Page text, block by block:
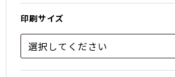
印刷サイズ